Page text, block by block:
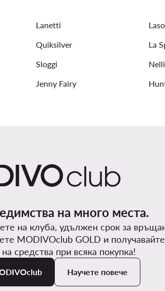
Lanetti
Quiksilver La
Sloggi
Jenny Fairy
на много места.
на клуба, удължен срок за
MODIVOclub GOLD и получавайте
средства при всяка покупка!
Научете повече